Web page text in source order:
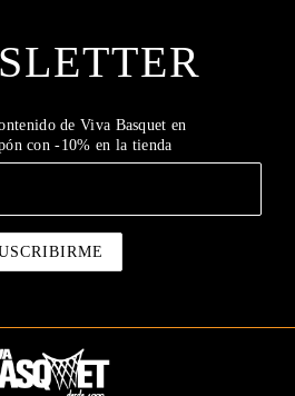
de Viva Basquet en
con -10% en la tienda